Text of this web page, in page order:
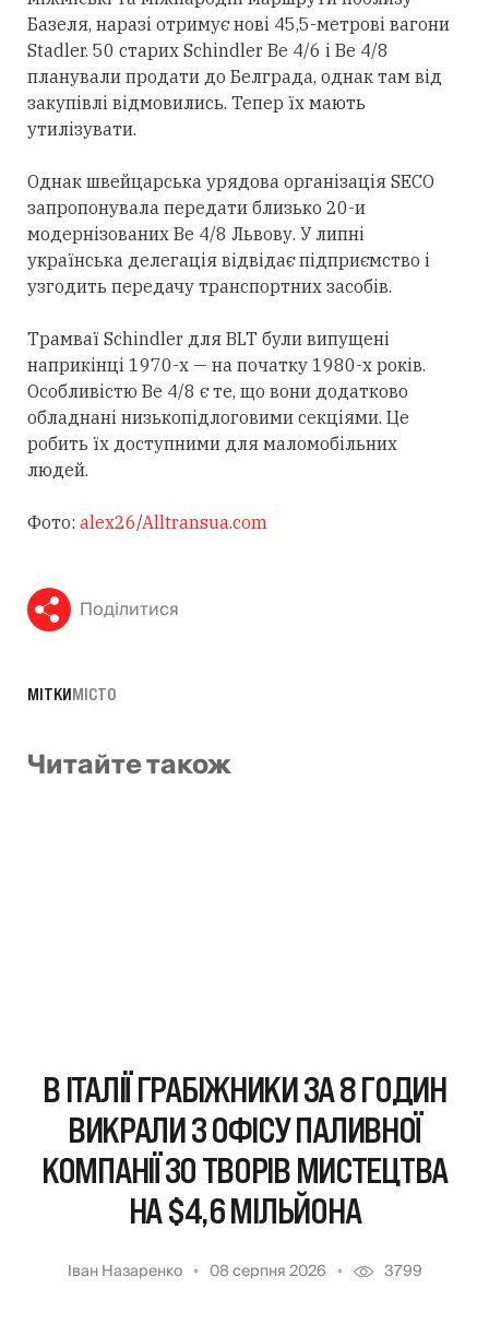
Базеля, наразі отримує нові 45,5-метрові вагони
Stadler. 50 старих Schindler Be 4/6 і Be 4/8
планували продати до Белграда, однак там від
закупівлі відмовились. Тепер їх мають
утилізувати.
Однак швейцарська урядова організація SECO
запропонувала передати близько 20-и
модернізованих Be 4/8 Львову. У липні
українська делегація відвідає підприємство і
узгодить передачу транспортних засобів.
Трамваї Schindler для BLT були випущені
наприкінці 1970-х — на початку 1980-х років.
Особливістю Be 4/8 є те, що вони додатково
обладнані низькопідлоговими секціями. Це
робить їх доступними для маломобільних
людей.
Фото: alex26/Alltransua.com
Поділитися
МІТКИМІСТО
Читайте також
В ІТАЛІЇ ГРАБІЖНИКИ ЗА 8 ГОДИН
ВИКРАЛИ З ОФІСУ ПАЛИВНОЇ
КОМПАНІЇ 30 ТВОРІВ МИСТЕЦТВА
НА $4,6 МІЛЬЙОНА
Іван Назаренко 08 серпня 2026 3799